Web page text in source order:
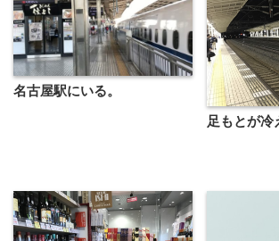
名古屋駅にいる。
足もとが冷